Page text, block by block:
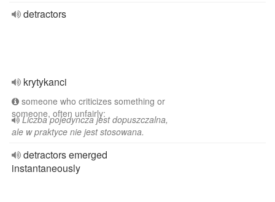
detractors
krytykanci
someone who criticizes something or
someone, often unfairly:
Liczba pojedyncza jest dopuszczalna,
ale w praktyce nie jest stosowana.
detractors emerged
instantaneously